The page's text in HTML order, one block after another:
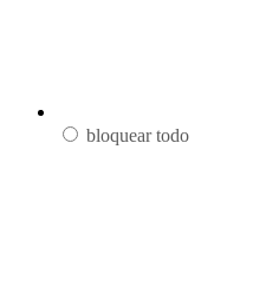
bloquear todo